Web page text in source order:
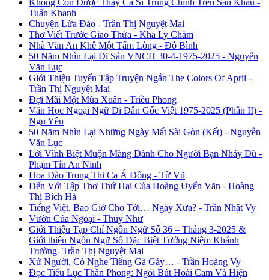
Tuấn Khanh
Chuyện Lừa Đảo - Trần Thị Nguyệt Mai
Thơ Viết Trước Giao Thừa - Kha Ly Chàm
Nhà Văn An Khê Một Tấm Lòng - Đỗ Bình
50 Năm Nhìn Lại Di Sản VNCH 30-4-1975-2025 - Nguyễn
Văn Lục
Giới Thiệu Tuyển Tập Truyện Ngắn The Colors Of April -
Trần Thị Nguyệt Mai
Đợi Mãi Một Mùa Xuân - Triều Phong
Văn Học Ngoại Ngữ Di Dân Gốc Việt 1975-2025 (Phần II) -
Ngu Yên
50 Năm Nhìn Lại Những Ngày Mất Sài Gòn (Kết) - Nguyễn
Văn Lục
Lời Vĩnh Biệt Muộn Màng Dành Cho Người Bạn Nhảy Dù -
Phạm Tín An Ninh
Hoa Đào Trong Thi Ca Á Đông - Từ Vũ
Đến Với Tập Thơ Thứ Hai Của Hoàng Uyển Văn - Hoàng
Thị Bích Hà
Tiếng Việt, Bao Giờ Cho Tới… Ngày Xưa? - Trần Nhật Vy
Vườn Của Ngoại - Thủy Như
Giới Thiệu Tạp Chí Ngôn Ngữ Số 36 – Tháng 3-2025 &
Giới thiệu Ngôn Ngữ Số Đặc Biệt Tưởng Niệm Khánh
Trường- Trần Thị Nguyệt Mai
Xứ Người, Có Nghe Tiếng Gà Gáy… - Trần Hoàng Vy
Đọc Tiểu Lục Thần Phong: Ngòi Bút Hoài Cảm Và Hiện